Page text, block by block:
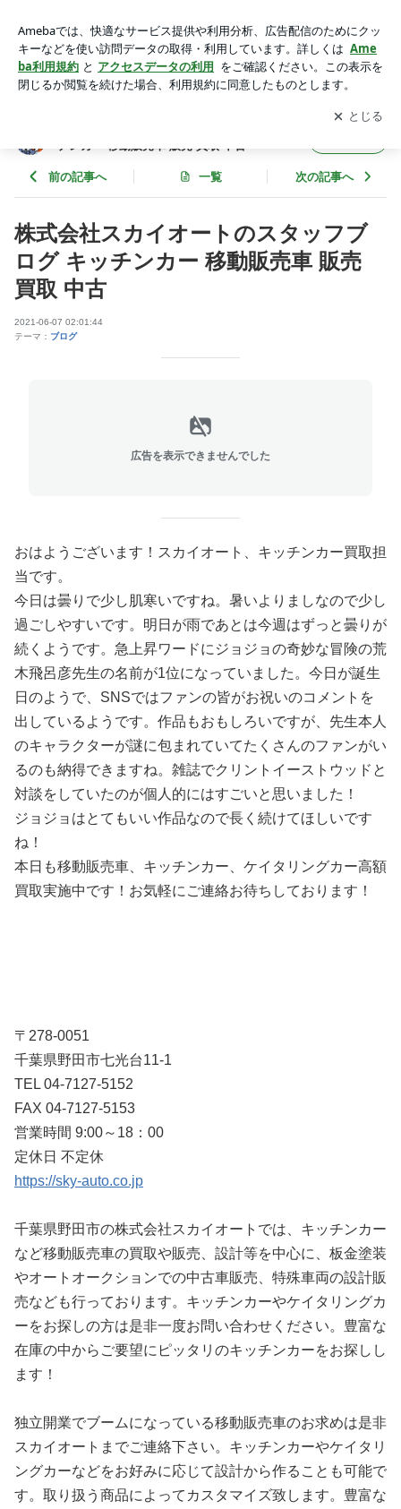
売車 販売 買取 中古 | 株式会社スカイオートのスタッフブログ
キッチンカー 移動販売車 販売 買取 中古
アプリをダウンロードして ブログの更新通知
を受け取りまし
ょう。
開く
チンカー 移動販売車 販売 買取 中古
前の記事へ 一覧 次の記事へ
株式会社スカイオートのスタッフブ
ログ キッチンカー 移動販売車 販売
買取 中古
2021-06-07 02:01:44
テーマ： ブログ
広告を表示できませんでした
おはようございます！スカイオート、キッチンカー買取担
当です。
今日は曇りで少し肌寒いですね。暑いよりましなので少し
過ごしやすいです。明日が雨であとは今週はずっと曇りが
続くようです。急上昇ワードにジョジョの奇妙な冒険の荒
木飛呂彦先生の名前が1位になっていました。今日が誕生
日のようで、SNSではファンの皆がお祝いのコメントを
出しているようです。作品もおもしろいですが、先生本人
のキャラクターが謎に包まれていてたくさんのファンがい
るのも納得できますね。雑誌でクリントイーストウッドと
対談をしていたのが個人的にはすごいと思いました！
ジョジョはとてもいい作品なので長く続けてほしいです
ね！
本日も移動販売車、キッチンカー、ケイタリングカー高額
買取実施中です！お気軽にご連絡お待ちしております！
〒278-0051
千葉県野田市七光台11-1
TEL 04-7127-5152
FAX 04-7127-5153
営業時間 9:00～18：00
定休日 不定休
https://sky-auto.co.jp
千葉県野田市の株式会社スカイオートでは、キッチンカー
など移動販売車の買取や販売、設計等を中心に、板金塗装
やオートオークションでの中古車販売、特殊車両の設計販
売なども行っております。キッチンカーやケイタリングカ
ーをお探しの方は是非一度お問い合わせください。豊富な
在庫の中からご要望にピッタリのキッチンカーをお探しし
ます！
独立開業でブームになっている移動販売車のお求めは是非
スカイオートまでご連絡下さい。キッチンカーやケイタリ
ングカーなどをお好みに応じて設計から作ることも可能で
す。取り扱う商品によってカスタマイズ致します。豊富な